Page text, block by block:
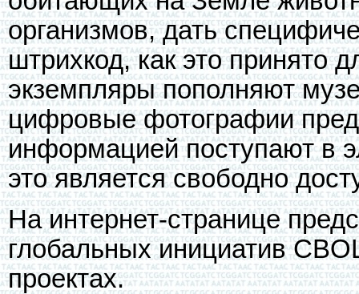
организмов, дать
штрихкод, как это принято
экземпляры пополняют
цифровые фотографии
информацией поступают в
это является свободно
На интернет-странице
глобальных инициатив
проектах.